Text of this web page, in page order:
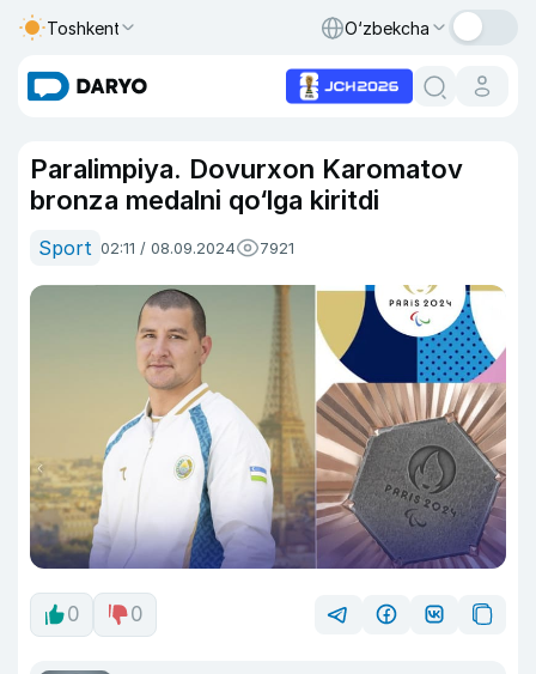
Toshkent O‘zbekcha
Paralimpiya. Dovurxon Karomatov
bronza medalni qo‘lga kiritdi
Sport 02:11 / 08.09.2024 7921
0 0